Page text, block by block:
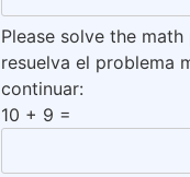
Please solve the
resuelva el problema
continuar:
10 + 9 =